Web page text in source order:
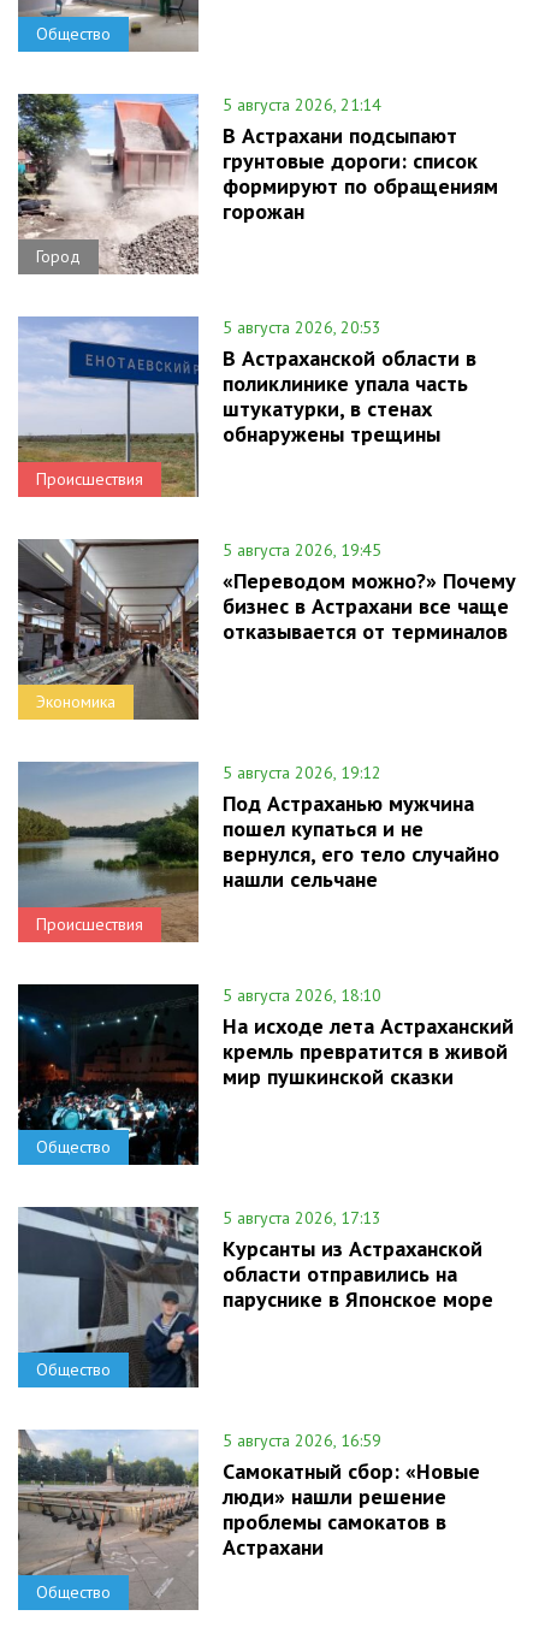
Общество
Город
5 августа 2026, 21:14
В Астрахани подсыпают
грунтовые дороги: список
формируют по обращениям
горожан
Происшествия
5 августа 2026, 20:53
В Астраханской области в
поликлинике упала часть
штукатурки, в стенах
обнаружены трещины
Экономика
5 августа 2026, 19:45
«Переводом можно?» Почему
бизнес в Астрахани все чаще
отказывается от терминалов
Происшествия
5 августа 2026, 19:12
Под Астраханью мужчина
пошел купаться и не
вернулся, его тело случайно
нашли сельчане
Общество
5 августа 2026, 18:10
На исходе лета Астраханский
кремль превратится в живой
мир пушкинской сказки
Общество
5 августа 2026, 17:13
Курсанты из Астраханской
области отправились на
паруснике в Японское море
Общество
5 августа 2026, 16:59
Самокатный сбор: «Новые
люди» нашли решение
проблемы самокатов в
Астрахани